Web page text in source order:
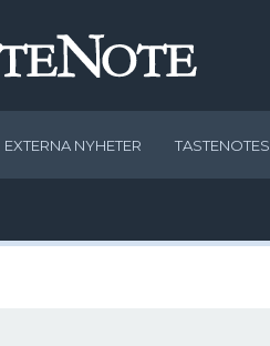
EXTERNA NYHETER TASTENOTES